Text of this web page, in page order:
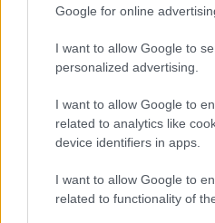
Google for online
I want to allow Google to
personalized advertising.
I want to allow Google to
related to analytics like
device identifiers in apps.
I want to allow Google to
related to functionality of
Rimodulazioni telefoniche:
recedere e cambiare